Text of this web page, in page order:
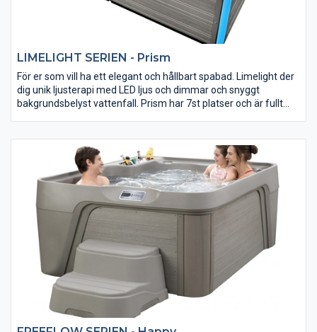
LIMELIGHT SERIEN - Prism
För er som vill ha ett elegant och hållbart spabad. Limelight der
dig unik ljusterapi med LED ljus och dimmar och snyggt
bakgrundsbelyst vattenfall. Prism har 7st platser och är fullt
Det stilrena Limelight-serien har designats av BMW
designgroup. Prova själv, du får Limelight Prism ett spabad som
uppfyller dina förväntningar.